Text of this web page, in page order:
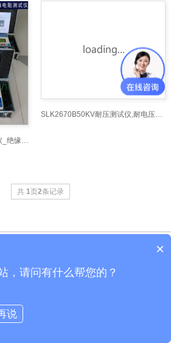
ZOB10KV数显绝缘电阻测试仪_绝缘电阻测试仪网 -
SLK2670B50KV耐压测试仪,耐电压测试仪,耐压仪_耐压
共1页2条记录
公司变频谐振、试验变压器、无局放试验变压器
上海交通大学国家大学科技园600号F8 变频谐
×
，请问有什么帮您的？
说
在线咨询